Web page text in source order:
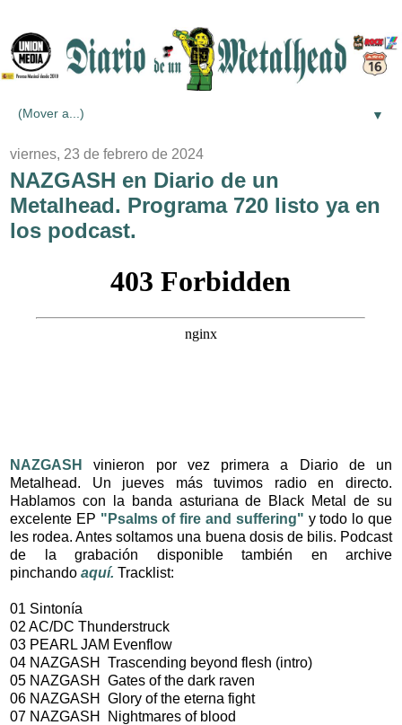
▼
viernes, 23 de febrero de 2024
NAZGASH en Diario de un
Metalhead. Programa 720 listo ya en
los podcast.
NAZGASHvinieron por vez primera a Diario de un
Metalhead. Un jueves más tuvimos radio en directo.
Hablamos con la banda asturiana de Black Metal de su
excelente EP "Psalms of fire and suffering" y todo lo que
les rodea. Antes soltamos una buena dosis de bilis. Podcast
de la grabación disponible también en archive
pinchando aquí. Tracklist:
01 Sintonía
02 AC/DC Thunderstruck
03 PEARL JAM Evenflow
04 NAZGASH Trascending beyond flesh (intro)
05 NAZGASH Gates of the dark raven
06 NAZGASH Glory of the eterna fight
07 NAZGASH Nightmares of blood